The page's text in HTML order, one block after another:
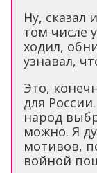
Ну, сказал
том числе
ходил,
узнавал,
Это,
для
народ
можно. Я
мотивов,
войной